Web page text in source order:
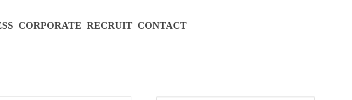
CORPORATE RECRUIT CONTACT